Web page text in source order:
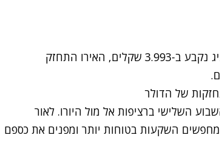
זירת המט"ח: הדולר ירד ב-0.721% ושערו היציג נקבע ב-3.993 שקלים, האירו התחזק
של הדולר
השלישי ברציפות אל מול היורו. לאור
השקעות בטוחות יותר ומפנים את כספם